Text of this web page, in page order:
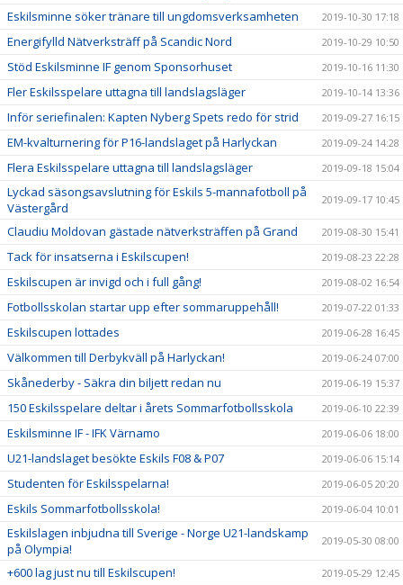
Eskilsminne söker tränare till ungdomsverksamheten 2019-10-30 17:18
Energifylld Nätverksträff på Scandic Nord 2019-10-29 10:50
Stöd Eskilsminne IF genom Sponsorhuset 2019-10-16 11:30
Fler Eskilsspelare uttagna till landslagsläger 2019-10-14 13:36
Inför seriefinalen: Kapten Nyberg Spets redo för strid 2019-09-27 16:15
EM-kvalturnering för P16-landslaget på Harlyckan 2019-09-24 14:28
Flera Eskilsspelare uttagna till landslagsläger 2019-09-18 15:04
Lyckad säsongsavslutning för Eskils 5-mannafotboll på
Västergård
2019-09-17 10:45
Claudiu Moldovan gästade nätverksträffen på Grand 2019-08-30 15:41
Tack för insatserna i Eskilscupen! 2019-08-23 22:28
Eskilscupen är invigd och i full gång! 2019-08-02 16:54
Fotbollsskolan startar upp efter sommaruppehåll! 2019-07-22 01:33
Eskilscupen lottades 2019-06-28 16:45
Välkommen till Derbykväll på Harlyckan! 2019-06-24 07:00
Skånederby - Säkra din biljett redan nu 2019-06-19 15:37
150 Eskilsspelare deltar i årets Sommarfotbollsskola 2019-06-10 22:39
Eskilsminne IF - IFK Värnamo 2019-06-06 18:00
U21-landslaget besökte Eskils F08 & P07 2019-06-06 15:14
Studenten för Eskilsspelarna! 2019-06-05 20:20
Eskils Sommarfotbollsskola! 2019-06-04 10:01
Eskilslagen inbjudna till Sverige - Norge U21-landskamp
på Olympia!
2019-05-30 08:00
+600 lag just nu till Eskilscupen! 2019-05-29 12:45